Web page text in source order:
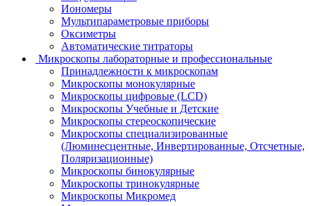
Иономеры
Мультипараметровые приборы
Оксиметры
Автоматические титраторы
Микроскопы лабораторные и профессиональные
Принадлежности к микроскопам
Микроскопы монокулярные
Микроскопы цифровые (LCD)
Микроскопы Учебные и Детские
Микроскопы стереоскопические
Микроскопы специализированные
(Люминесцентные, Инвертированные, Отсчетные,
Поляризационные)
Микроскопы бинокулярные
Микроскопы тринокулярные
Микроскопы Микромед